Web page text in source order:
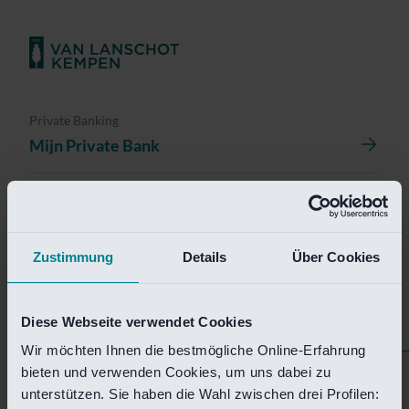
Zustimmung Details Über Cookies
Diese Webseite verwendet Cookies
Wir möchten Ihnen die bestmögliche Online-Erfahrung
bieten und verwenden Cookies, um uns dabei zu
unterstützen. Sie haben die Wahl zwischen drei Profilen:
Private Banking
Mijn Private Bank
Helaas is deze pagina